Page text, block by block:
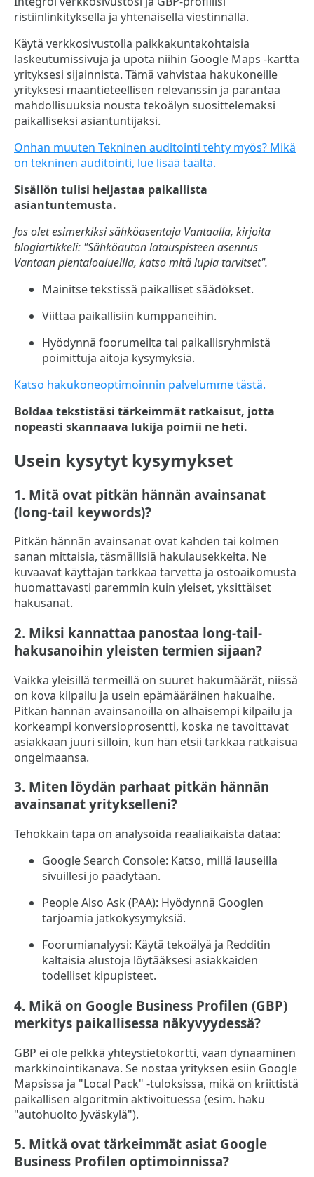
ristiinlinkityksellä ja yhtenäisellä viestinnällä.
Käytä verkkosivustolla paikkakuntakohtaisia
laskeutumissivuja ja upota niihin Google Maps -kartta
yrityksesi sijainnista. Tämä vahvistaa hakukoneille
yrityksesi maantieteellisen relevanssin ja parantaa
mahdollisuuksia nousta tekoälyn suosittelemaksi
paikalliseksi asiantuntijaksi.
Onhan muuten Tekninen auditointi tehty myös? Mikä
on tekninen auditointi, lue lisää täältä.
Sisällön tulisi heijastaa paikallista
asiantuntemusta.
Jos olet esimerkiksi sähköasentaja Vantaalla, kirjoita
blogiartikkeli: "Sähköauton latauspisteen asennus
Vantaan pientaloalueilla, katso mitä lupia tarvitset".
Mainitse tekstissä paikalliset säädökset.
Viittaa paikallisiin kumppaneihin.
Hyödynnä foorumeilta tai paikallisryhmistä
poimittuja aitoja kysymyksiä.
Katso hakukoneoptimoinnin palvelumme tästä.
Boldaa tekstistäsi tärkeimmät ratkaisut, jotta
nopeasti skannaava lukija poimii ne heti.
Usein kysytyt kysymykset
1. Mitä ovat pitkän hännän avainsanat
(long-tail keywords)?
Pitkän hännän avainsanat ovat kahden tai kolmen
sanan mittaisia, täsmällisiä hakulausekkeita. Ne
kuvaavat käyttäjän tarkkaa tarvetta ja ostoaikomusta
huomattavasti paremmin kuin yleiset, yksittäiset
hakusanat.
2. Miksi kannattaa panostaa long-tail-
hakusanoihin yleisten termien sijaan?
Vaikka yleisillä termeillä on suuret hakumäärät, niissä
on kova kilpailu ja usein epämääräinen hakuaihe.
Pitkän hännän avainsanoilla on alhaisempi kilpailu ja
korkeampi konversioprosentti, koska ne tavoittavat
asiakkaan juuri silloin, kun hän etsii tarkkaa ratkaisua
ongelmaansa.
3. Miten löydän parhaat pitkän hännän
avainsanat yritykselleni?
Tehokkain tapa on analysoida reaaliaikaista dataa:
Google Search Console: Katso, millä lauseilla
sivuillesi jo päädytään.
People Also Ask (PAA): Hyödynnä Googlen
tarjoamia jatkokysymyksiä.
Foorumianalyysi: Käytä tekoälyä ja Redditin
kaltaisia alustoja löytääksesi asiakkaiden
todelliset kipupisteet.
4. Mikä on Google Business Profilen (GBP)
merkitys paikallisessa näkyvyydessä?
GBP ei ole pelkkä yhteystietokortti, vaan dynaaminen
markkinointikanava. Se nostaa yrityksen esiin Google
Mapsissa ja "Local Pack" -tuloksissa, mikä on kriittistä
paikallisen algoritmin aktivoituessa (esim. haku
"autohuolto Jyväskylä").
5. Mitkä ovat tärkeimmät asiat Google
Business Profilen optimoinnissa?